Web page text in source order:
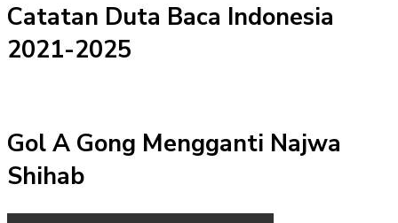
Catatan Duta Baca Indonesia
2021-2025
Gol A Gong Mengganti Najwa
Shihab